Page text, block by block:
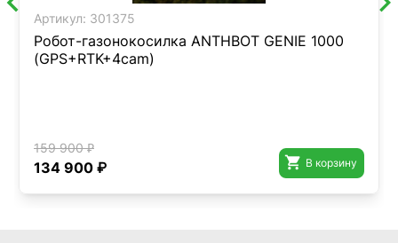
Артикул: 301375
Робот-газонокосилка ANTHBOT GENIE 1000
(GPS+RTK+4cam)
159 900 ₽
134 900 ₽  В корзину